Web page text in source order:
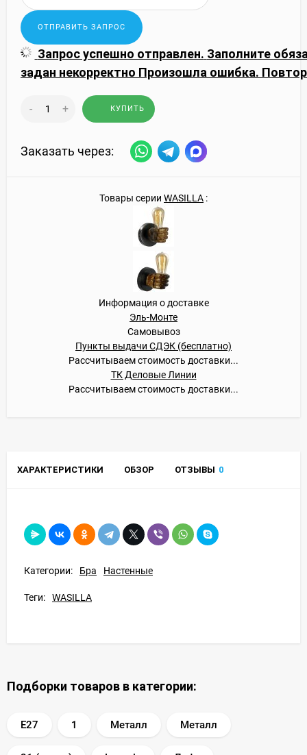
Запрос успешно отправлен. Заполните
задан некорректно Произошла ошибка.
- + КУПИТЬ
Заказать через:
Товары серии WASILLA :
Информация о доставке
Эль-Монте
Самовывоз
Пункты выдачи СДЭК (бесплатно)
Рассчитываем стоимость доставки...
ТК Деловые Линии
Рассчитываем стоимость доставки...
ХАРАКТЕРИСТИКИ ОБЗОР ОТЗЫВЫ 0
Категории: Бра Настенные
Теги: WASILLA
Подборки товаров в категории:
E27 1 Металл Металл